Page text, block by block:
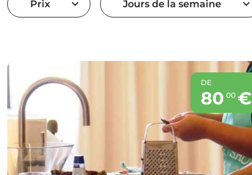
Prix Jours de la semaine
DE
80 00 €